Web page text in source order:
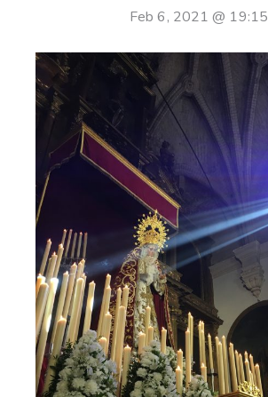
Feb 6, 2021 @ 19:15